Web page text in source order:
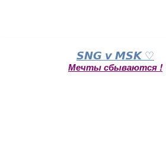
𝙎𝙉𝙂 𝙫 𝙈𝙎𝙆 ♡
Мечты сбываются !